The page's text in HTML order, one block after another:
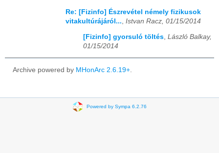
Re: [Fizinfo] Észrevétel némely fizikusok
vitakultúrájáról... Istvan Racz, 01/15/2014
[Fizinfo] gyorsuló töltés, László Balkay,
01/15/2014
Archive powered by MHonArc 2.6.19+.
Powered by Sympa 6.2.76